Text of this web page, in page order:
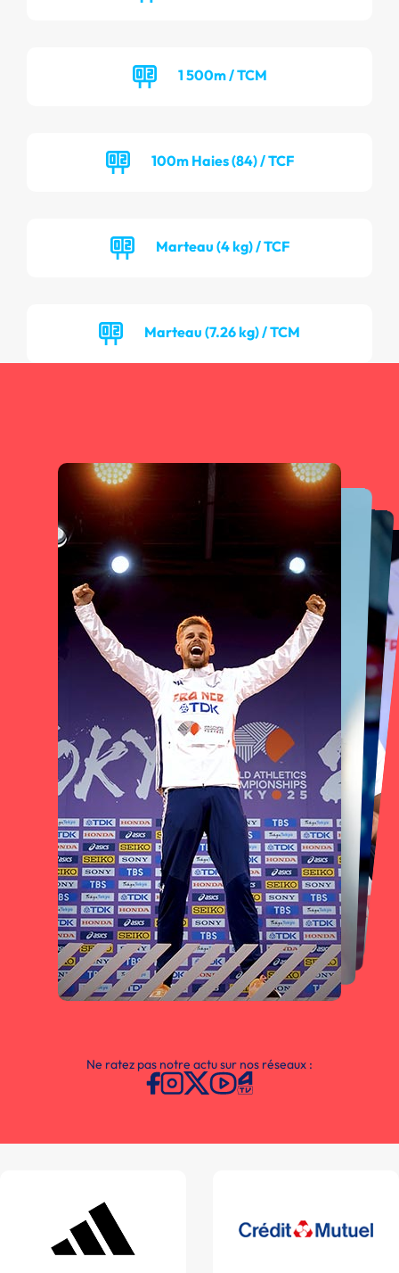
1 500m / TCM
100m Haies (84) / TCF
Marteau (4 kg) / TCF
Marteau (7.26 kg) / TCM
Ne ratez pas notre actu sur nos réseaux :